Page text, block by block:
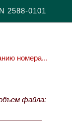
2588-0101
номера...
файла: